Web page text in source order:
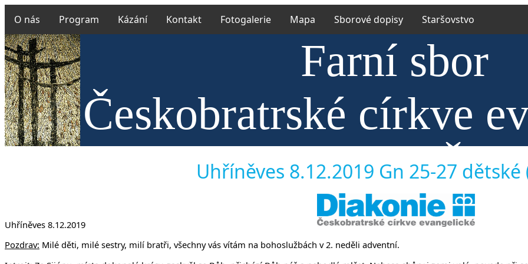
O nás Program Kázání Kontakt Fotogalerie Mapa Sborové dopisy Staršovstvo
Farní sbor
Českobratrské církve
v Uhříněvsi a
Uhříněves 8.12.2019 Gn 25-27 dětské
Uhříněves 8.12.2019
Pozdrav: Milé děti, milé sestry, milí bratři, všechny vás vítám na bohoslužbách v 2. neděli adventní.